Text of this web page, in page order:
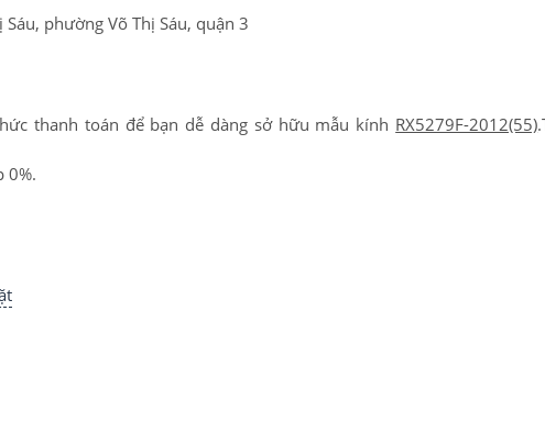
phường Võ Thị Sáu, quận 3
thanh toán để bạn dễ dàng sở hữu mẫu kính RX5279F-2012(55)
0%.